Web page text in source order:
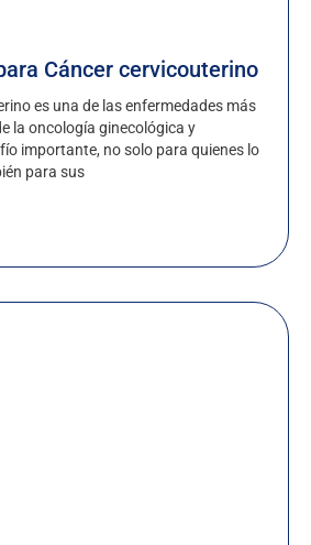
Cáncer cervicouterino
es una de las enfermedades más
la oncología ginecológica y
importante, no solo para quienes lo
para sus